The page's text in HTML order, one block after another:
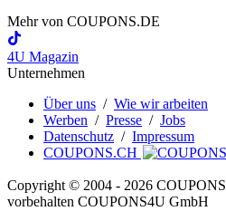
Mehr von COUPONS.DE
4U Magazin
Unternehmen
Über uns / Wie wir arbeiten
Werben / Presse / Jobs
Datenschutz / Impressum
COUPONS.CH
Copyright © 2004 ‐ 2026 COUPONS
vorbehalten COUPONS4U GmbH